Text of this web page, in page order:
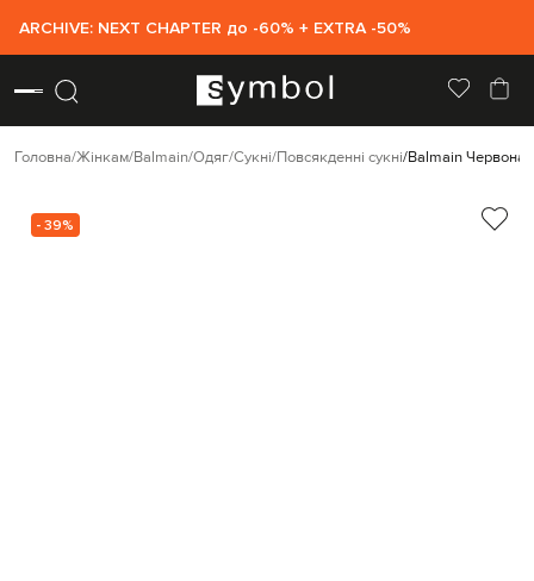
ARCHIVE: NEXT CHAPTER до -60% + EXTRA -50%
Головна Жінкам Balmain Одяг Сукні Повсякденні сукні Balmain Червона
- 39%